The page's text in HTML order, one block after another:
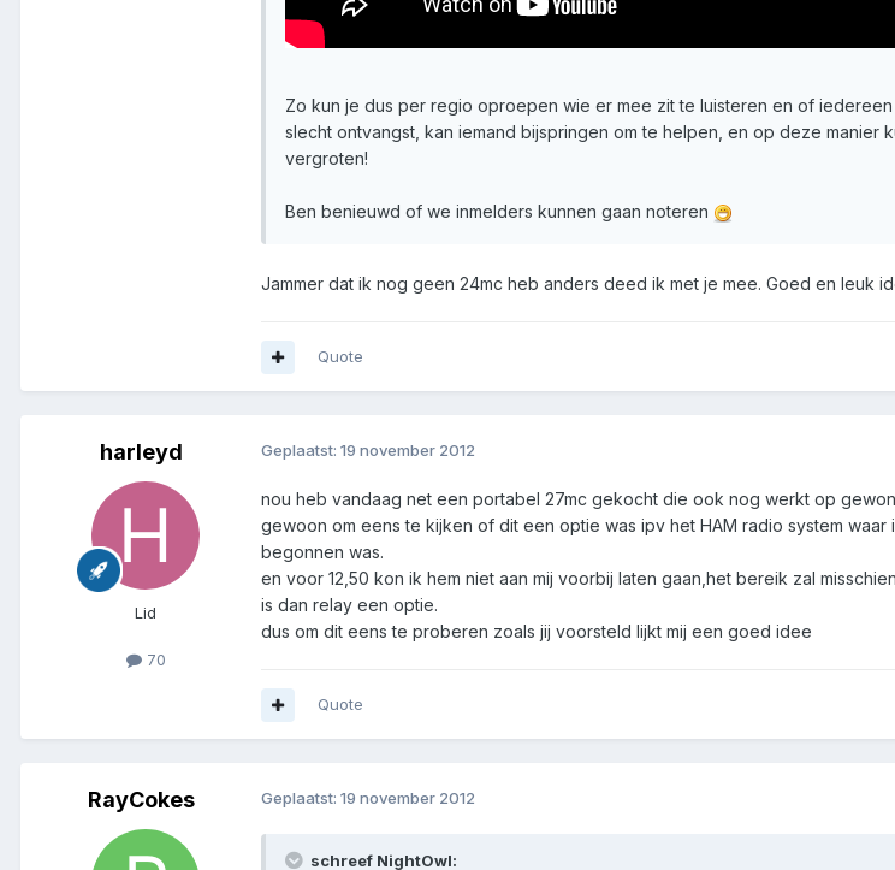
Zo kun je dus per regio oproepen wie er mee zit te luisteren en of iedereen
slecht ontvangst, kan iemand bijspringen om te helpen, en op deze manier
vergroten!
Ben benieuwd of we inmelders kunnen gaan noteren
Jammer dat ik nog geen 24mc heb anders deed ik met je mee. Goed en leuk
Quote
harleyd
Lid
70
Geplaatst: 19 november 2012
nou heb vandaag net een portabel 27mc gekocht die ook nog werkt op
gewoon om eens te kijken of dit een optie was ipv het HAM radio system waar
begonnen was.
en voor 12,50 kon ik hem niet aan mij voorbij laten gaan,het bereik zal
is dan relay een optie.
dus om dit eens te proberen zoals jij voorsteld lijkt mij een goed idee
Quote
RayCokes Geplaatst: 19 november 2012
schreef NightOwl: